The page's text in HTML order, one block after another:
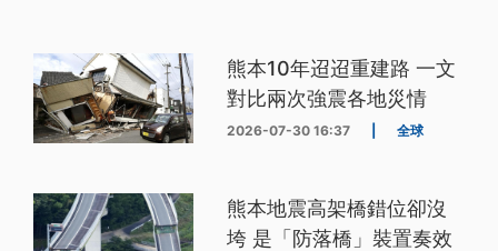
熊本10年迢迢重建路 一文
對比兩次強震各地災情
2026-07-30 16:37 全球
熊本地震高架橋錯位卻沒
垮 是「防落橋」裝置奏效